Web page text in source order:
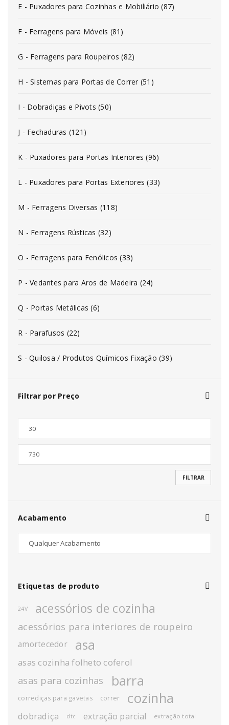
E - Puxadores para Cozinhas e Mobiliário (87)
F - Ferragens para Móveis (81)
G - Ferragens para Roupeiros (82)
H - Sistemas para Portas de Correr (51)
I - Dobradiças e Pivots (50)
J - Fechaduras (121)
K - Puxadores para Portas Interiores (96)
L - Puxadores para Portas Exteriores (33)
M - Ferragens Diversas (118)
N - Ferragens Rústicas (32)
O - Ferragens para Fenólicos (33)
P - Vedantes para Aros de Madeira (24)
Q - Portas Metálicas (6)
R - Parafusos (22)
S - Quilosa / Produtos Químicos Fixação (39)
Filtrar por Preço
FILTRAR
Acabamento
Etiquetas de produto
24V acessórios de cozinha
acessórios para interiores de roupeiro
amortecedor asa
asas cozinha folheto coferol
asas para cozinhas barra
corrediças para gavetas correr cozinha
dobradiça dtc extração parcial extração total